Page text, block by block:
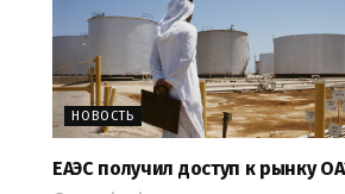
НОВОСТЬ
ЕАЭС получил доступ к рынку